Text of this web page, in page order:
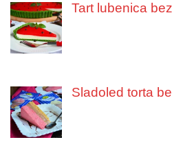
Tart lubenica
Sladoled torta